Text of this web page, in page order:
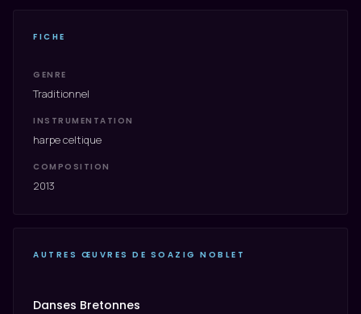
FICHE
GENRE
Traditionnel
INSTRUMENTATION
harpe celtique
COMPOSITION
2013
AUTRES ŒUVRES DE SOAZIG NOBLET
Danses Bretonnes